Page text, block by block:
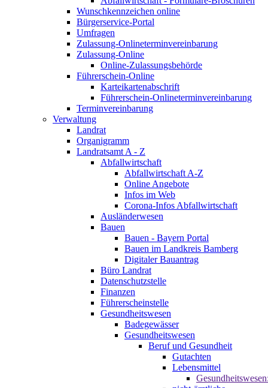
Wunschkennzeichen online
Bürgerservice-Portal
Umfragen
Zulassung-Onlineterminvereinbarung
Zulassung-Online
Online-Zulassungsbehörde
Führerschein-Online
Karteikartenabschrift
Führerschein-Onlineterminvereinbarung
Terminvereinbarung
Verwaltung
Landrat
Organigramm
Landratsamt A - Z
Abfallwirtschaft
Abfallwirtschaft A-Z
Online Angebote
Infos im Web
Corona-Infos Abfallwirtschaft
Ausländerwesen
Bauen
Bauen - Bayern Portal
Bauen im Landkreis Bamberg
Digitaler Bauantrag
Büro Landrat
Datenschutzstelle
Finanzen
Führerscheinstelle
Gesundheitswesen
Badegewässer
Gesundheitswesen
Beruf und Gesundheit
Gutachten
Lebensmittel